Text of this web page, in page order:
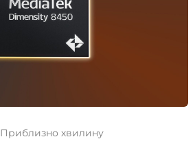
Приблизно хвилину